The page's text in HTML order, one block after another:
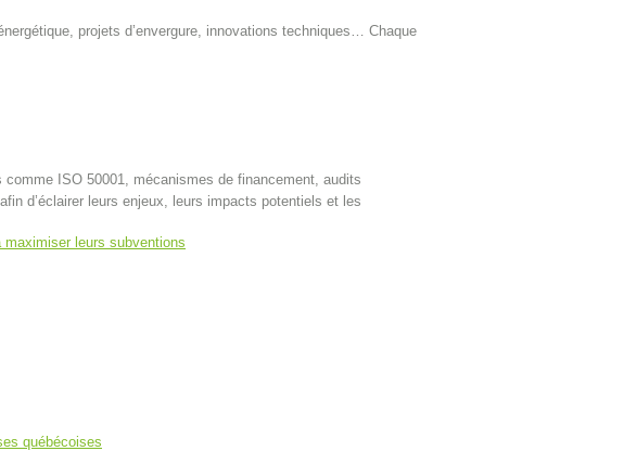
projets d’envergure, innovations techniques… Chaque
ISO 50001, mécanismes de financement, audits
d’éclairer leurs enjeux, leurs impacts potentiels et les
maximiser leurs subventions
québécoises